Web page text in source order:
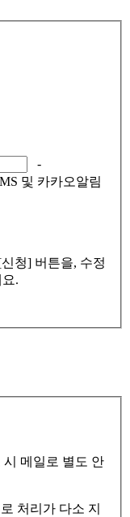
-
및 카카오알림
청] 버튼을, 수정
.
메일로 별도 안
처리가 다소 지